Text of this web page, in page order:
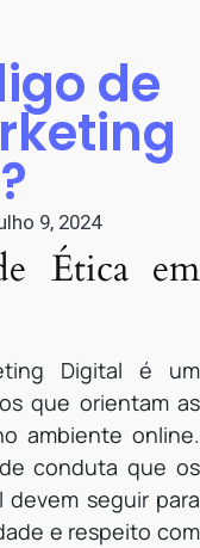
de
9, 2024
Ética em
Digital é um
que orientam as
ambiente online.
conduta que os
seguir para
e respeito com